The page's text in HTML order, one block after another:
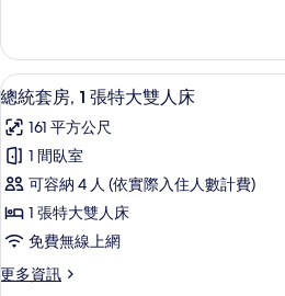
加
大
雙
人
床,
無
障
礙
的
客
房,
2
加
大
人
床,
無
障
礙
顯
示
總
統
套
房,
張
總統
19
總統套房, 1 張特大雙人床
161 平方公尺
1 間臥室
可容納 4 人 (依實際入住人數計費)
1 張特大雙人床
免費無線上網
更多資訊
更